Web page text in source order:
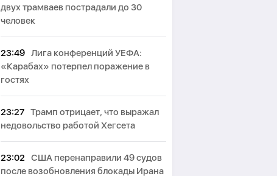
двух трамваев пострадали до 30
человек
23:49 Лига конференций УЕФА:
«Карабах» потерпел поражение в
гостях
23:27 Трамп отрицает, что выражал
недовольство работой Хегсета
23:02
США перенаправили 49 судов
после возобновления блокады Ирана